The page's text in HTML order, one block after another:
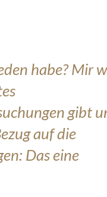
habe? Mir
gibt
auf die
Das eine